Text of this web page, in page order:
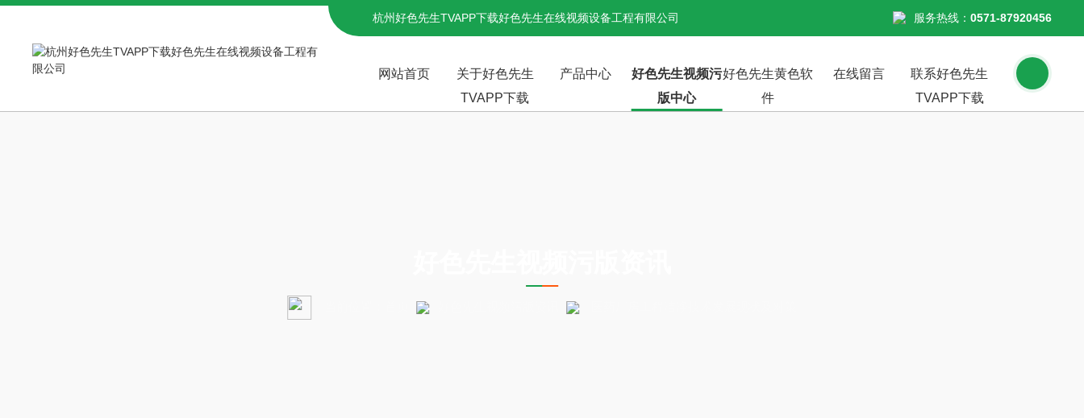
杭州好色先生TVAPP下载好色先生在线视频设备工程有限公司 服务热线： 0571-87920456
网站首页
关于好色先生
TVAPP下载
产品中心
好色先生视频污
版中心
好色先生黄色软
件
在线留言
联系好色先生
TVAPP下载